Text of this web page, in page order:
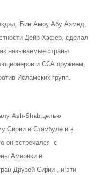
Бин Амру Абу Ахмед,
Дейр Хафер, сделал
называемые страны
и ССА оружием,
Исламских групп.
Ash-Shab,целью
Сирии в Стамбуле и в
он встречался с
Америки и
Друзей Сирии , и эти